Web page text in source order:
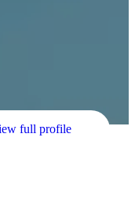
full profile